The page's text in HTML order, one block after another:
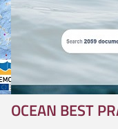
OCEAN BEST